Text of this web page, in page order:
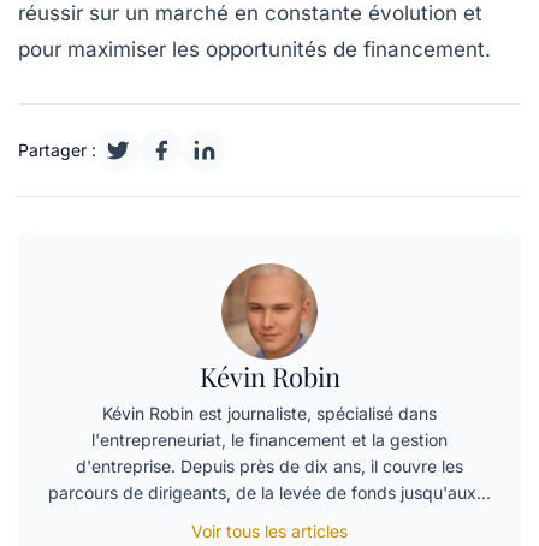
réussir sur un marché en constante évolution et
pour maximiser les opportunités de financement.
Partager :
Kévin Robin
Kévin Robin est journaliste, spécialisé dans
l'entrepreneuriat, le financement et la gestion
d'entreprise. Depuis près de dix ans, il couvre les
parcours de dirigeants, de la levée de fonds jusqu'aux…
Voir tous les articles